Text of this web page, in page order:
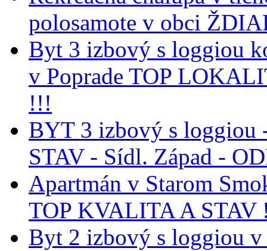
polosamote v obci
Byt 3 izbový s loggiou
v Poprade TOP
!!!
BYT 3 izbový s loggiou
STAV - Sídl. Západ -
Apartmán v Starom
TOP KVALITA A STAV
Byt 2 izbový s loggiou v